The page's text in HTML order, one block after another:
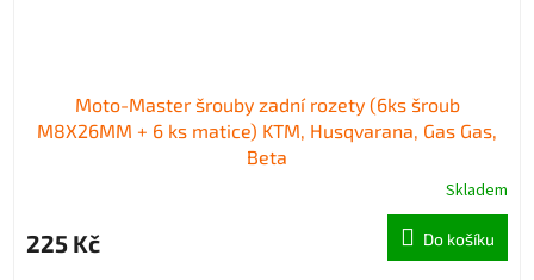
Moto-Master šrouby zadní rozety (6ks šroub
M8X26MM + 6 ks matice) KTM, Husqvarana, Gas Gas,
Beta
Skladem
225 Kč Do košíku